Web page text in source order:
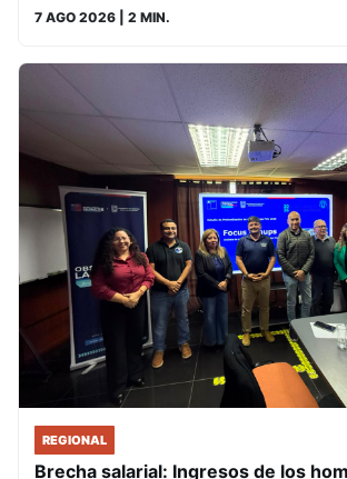
7 AGO 2026 | 2 MIN.
REGIONAL
Brecha salarial: Ingresos de los